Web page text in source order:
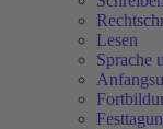
Lesen
Sprache